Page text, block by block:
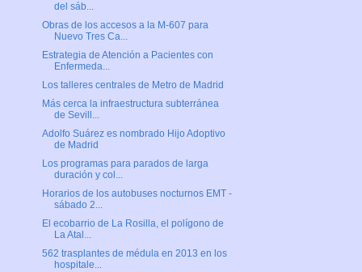
del sáb...
Obras de los accesos a la M-607 para
Nuevo Tres Ca...
Estrategia de Atención a Pacientes con
Enfermeda...
Los talleres centrales de Metro de Madrid
Más cerca la infraestructura subterránea
de Sevill...
Adolfo Suárez es nombrado Hijo Adoptivo
de Madrid
Los programas para parados de larga
duración y col...
Horarios de los autobuses nocturnos EMT -
sábado 2...
El ecobarrio de La Rosilla, el polígono de
La Atal...
562 trasplantes de médula en 2013 en los
hospitale...